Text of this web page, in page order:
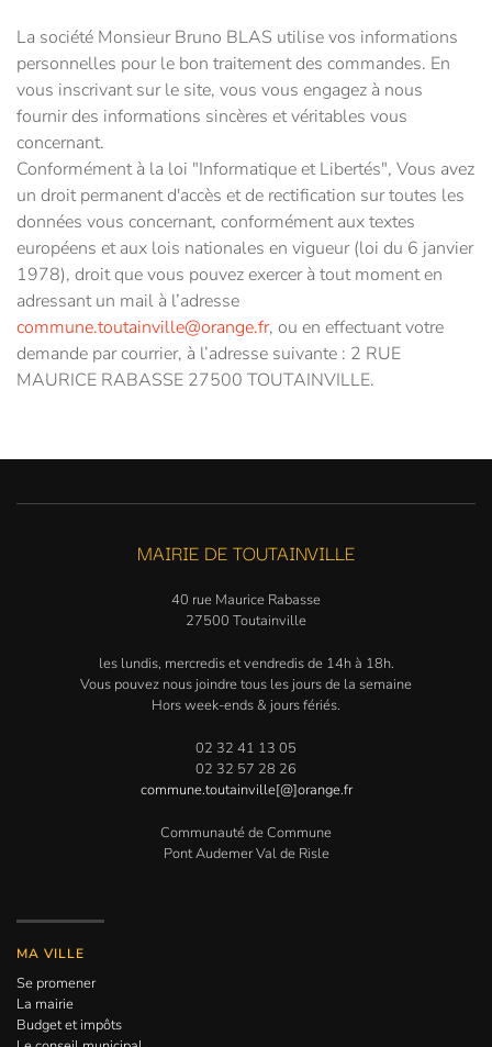
La société Monsieur Bruno BLAS utilise vos informations
personnelles pour le bon traitement des commandes. En
vous inscrivant sur le site, vous vous engagez à nous
fournir des informations sincères et véritables vous
concernant.
Conformément à la loi "Informatique et Libertés", Vous avez
un droit permanent d'accès et de rectification sur toutes les
données vous concernant, conformément aux textes
européens et aux lois nationales en vigueur (loi du 6 janvier
1978), droit que vous pouvez exercer à tout moment en
adressant un mail à l’adresse
commune.toutainville@orange.fr, ou en effectuant votre
demande par courrier, à l’adresse suivante : 2 RUE
MAURICE RABASSE 27500 TOUTAINVILLE.
MAIRIE DE TOUTAINVILLE
40 rue Maurice Rabasse
27500 Toutainville
les lundis, mercredis et vendredis de 14h à 18h.
Vous pouvez nous joindre tous les jours de la semaine
Hors week-ends & jours fériés.
02 32 41 13 05
02 32 57 28 26
commune.toutainville[@]orange.fr
Communauté de Commune
Pont Audemer Val de Risle
MA VILLE
Se promener
La mairie
Budget et impôts